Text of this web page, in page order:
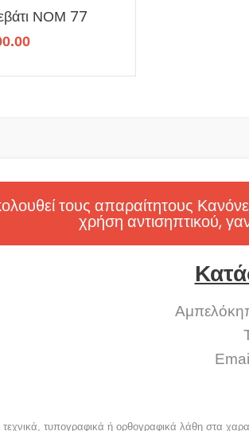
ΝΟΜ 77
Η
τους απαραίτητους
χρήση αντισηπτικού,
τεχνικά, τυπογραφικά ή ορθογραφικά λάθη στα